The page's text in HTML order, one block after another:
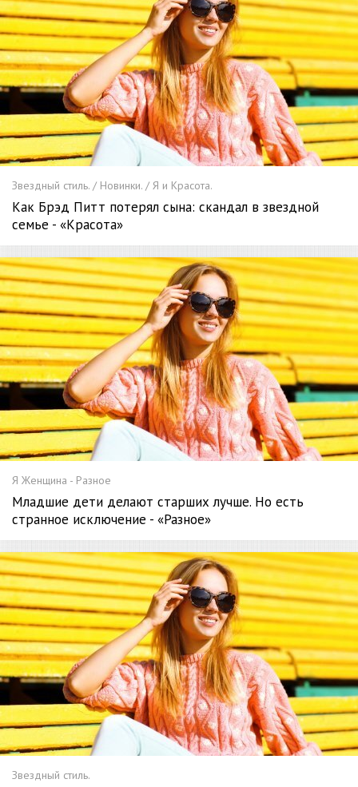
Звездный стиль. / Новинки. / Я и Красота.
Как Брэд Питт потерял сына: скандал в звездной
семье - «Красота»
Я Женщина - Разное
Младшие дети делают старших лучше. Но есть
странное исключение - «Разное»
Звездный стиль.